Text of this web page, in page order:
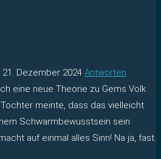
21. Dezember 2024 Antworten
eine neue Theorie zu Gems Volk
meinte, dass das vielleicht
Schwarmbewusstsein sein
auf einmal alles Sinn! Na ja, fast.